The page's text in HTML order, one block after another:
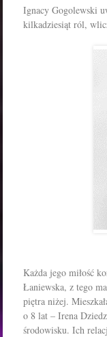
Ignacy Gogolewski
kilkadziesiąt ról,
Każda jego miłość
Łaniewska, z tego
piętra niżej.
o 8 lat – Irena
środowisku. Ich